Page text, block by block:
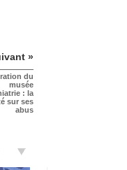
»
du
musée
: la
sur ses
abus